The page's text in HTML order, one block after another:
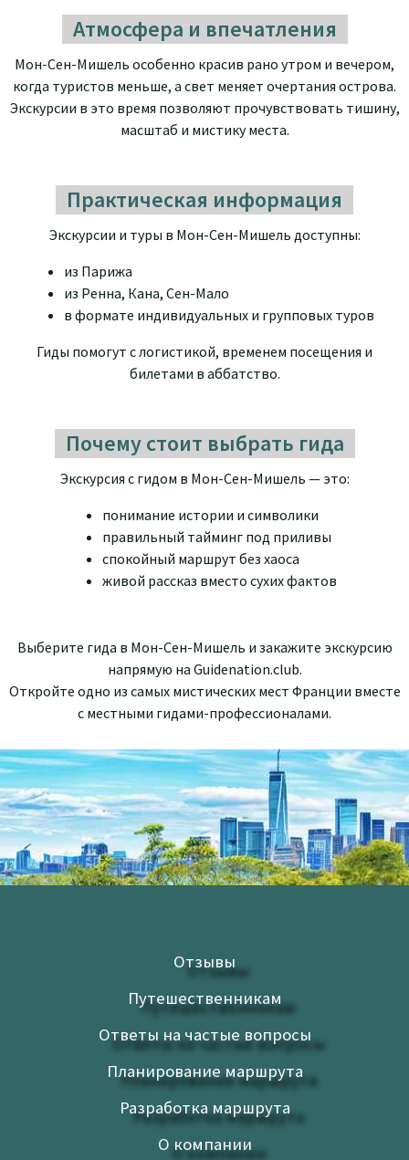
Атмосфера и впечатления
Мон-Сен-Мишель особенно красив рано утром и вечером,
когда туристов меньше, а свет меняет очертания острова.
Экскурсии в это время позволяют прочувствовать тишину,
масштаб и мистику места.
Практическая информация
Экскурсии и туры в Мон-Сен-Мишель доступны:
из Парижа
из Ренна, Кана, Сен-Мало
в формате индивидуальных и групповых туров
Гиды помогут с логистикой, временем посещения и
билетами в аббатство.
Почему стоит выбрать гида
Экскурсия с гидом в Мон-Сен-Мишель — это:
понимание истории и символики
правильный тайминг под приливы
спокойный маршрут без хаоса
живой рассказ вместо сухих фактов
Выберите гида в Мон-Сен-Мишель и закажите экскурсию
напрямую на Guidenation.club.
Откройте одно из самых мистических мест Франции вместе
с местными гидами-профессионалами.
Отзывы
Путешественникам
Ответы на частые вопросы
Планирование маршрута
Разработка маршрута
О компании